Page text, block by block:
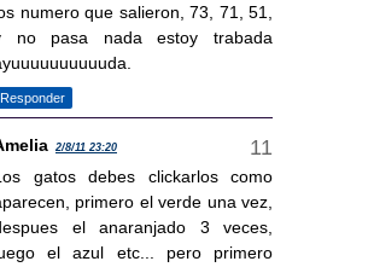
numero que salieron, 73, 71, 51,
no pasa nada estoy trabada
Responder
2/8/11 23:20
gatos debes clickarlos como
primero el verde una vez,
el anaranjado 3 veces,
el azul etc... pero primero